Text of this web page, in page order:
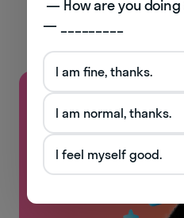
— _________
I am fine, thanks.
I am normal, thanks.
I feel myself good.